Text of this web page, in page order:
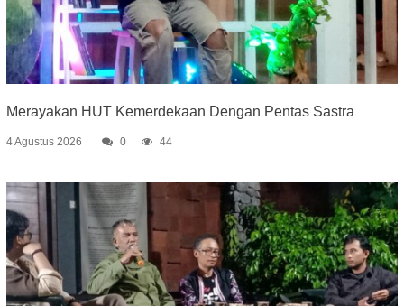
Merayakan HUT Kemerdekaan Dengan Pentas Sastra
4 Agustus 2026 0 44